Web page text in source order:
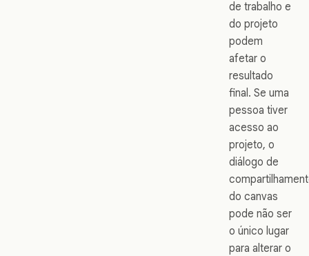
de trabalho e
do projeto
podem
afetar o
resultado
final. Se uma
pessoa tiver
acesso ao
projeto, o
diálogo de
do canvas
pode não ser
o único lugar
para alterar o